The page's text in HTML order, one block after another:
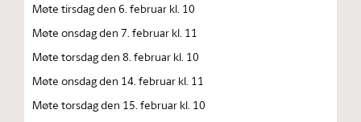
Møte tirsdag den 6. februar kl. 10
Møte onsdag den 7. februar kl. 11
Møte torsdag den 8. februar kl. 10
Møte onsdag den 14. februar kl. 11
Møte torsdag den 15. februar kl. 10